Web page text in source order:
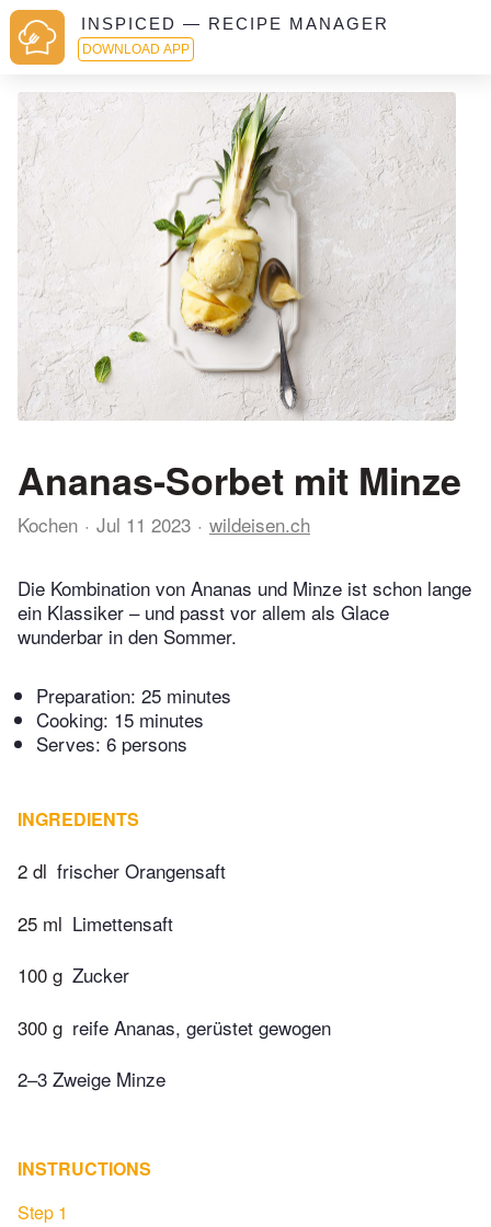
INSPICED — RECIPE MANAGER
DOWNLOAD APP
Ananas-Sorbet mit Minze
Kochen Jul 11 2023 wildeisen.ch
Die Kombination von Ananas und Minze ist schon lange
ein Klassiker – und passt vor allem als Glace
wunderbar in den Sommer.
Preparation: 25 minutes
Cooking: 15 minutes
Serves: 6 persons
INGREDIENTS
2 dl frischer Orangensaft
25 ml Limettensaft
100 g Zucker
300 g reife Ananas, gerüstet gewogen
2–3 Zweige Minze
INSTRUCTIONS
Step 1